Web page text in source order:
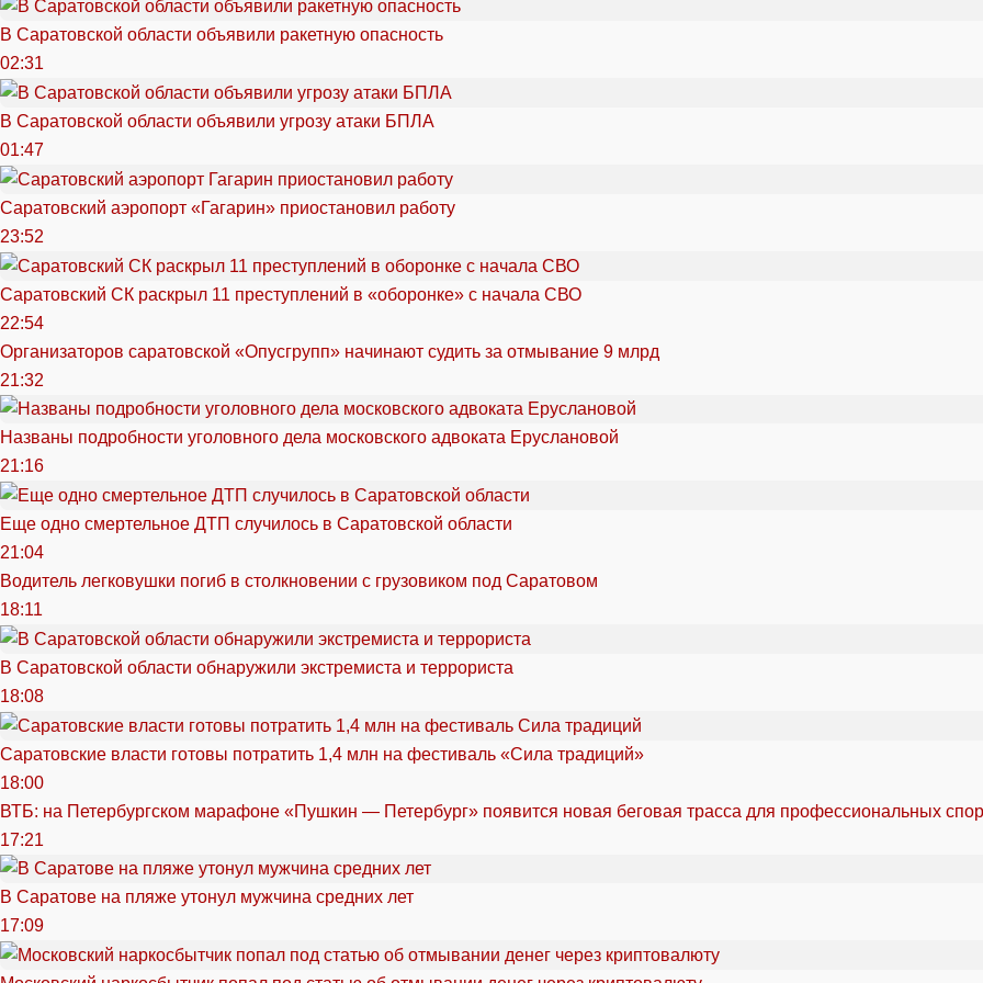
В Саратовской области объявили ракетную опасность
02:31
В Саратовской области объявили угрозу атаки БПЛА
01:47
Саратовский аэропорт «Гагарин» приостановил работу
23:52
Саратовский СК раскрыл 11 преступлений в «оборонке» с начала СВО
22:54
Организаторов саратовской «Опусгрупп» начинают судить за отмывание 9 млрд
21:32
Названы подробности уголовного дела московского адвоката Еруслановой
21:16
Еще одно смертельное ДТП случилось в Саратовской области
21:04
Водитель легковушки погиб в столкновении с грузовиком под Саратовом
18:11
В Саратовской области обнаружили экстремиста и террориста
18:08
Саратовские власти готовы потратить 1,4 млн на фестиваль «Сила традиций»
18:00
ВТБ: на Петербургском марафоне «Пушкин — Петербург» появится новая беговая трасса для профессиональных
17:21
В Саратове на пляже утонул мужчина средних лет
17:09